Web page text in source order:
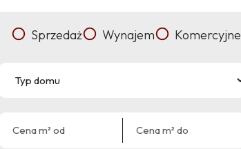
Sprzedaż Wynajem Komercyjne